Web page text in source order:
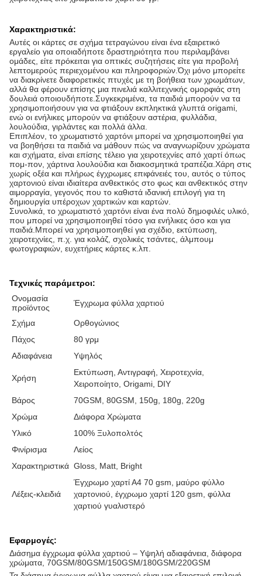
Χαρακτηριστικά:
Αυτές οι κάρτες σε σχήμα τετραγώνου είναι ένα εξαιρετικό
εργαλείο για οποιαδήποτε δραστηριότητα που περιλαμβάνει
ομάδες, είτε πρόκειται για οπτικές συζητήσεις είτε για προβολή
λεπτομερούς περιεχομένου και πληροφοριών.Όχι μόνο μπορείτε
να διακρίνετε διαφορετικές πτυχές με τη βοήθεια των χρωμάτων,
αλλά θα φέρουν επίσης μια πινελιά καλλιτεχνικής ομορφιάς στη
δουλειά οποιουδήποτε.Συγκεκριμένα, τα παιδιά μπορούν να τα
χρησιμοποιήσουν για να φτιάξουν εκπληκτικά γλυπτά origami,
ενώ οι ενήλικες μπορούν να φτιάξουν αστέρια, φυλλάδια,
λουλούδια, γιρλάντες και πολλά άλλα.
Επιπλέον, το χρωματιστό χαρτόνι μπορεί να χρησιμοποιηθεί για
να βοηθήσει τα παιδιά να μάθουν πώς να αναγνωρίζουν χρώματα
και σχήματα, είναι επίσης τέλειο για χειροτεχνίες από χαρτί όπως
πομ-πον, χάρτινα λουλούδια και διακοσμητικά τραπέζια.Χάρη στις
χωρίς οξέα και πλήρως έγχρωμες επιφάνειές του, αυτός ο τύπος
χαρτονιού είναι ιδιαίτερα ανθεκτικός στο φως και ανθεκτικός στην
αιμορραγία, γεγονός που το καθιστά ιδανική επιλογή για τη
δημιουργία υπέροχων χαρτικών και καρτών.
Συνολικά, το χρωματιστό χαρτόνι είναι ένα πολύ δημοφιλές υλικό,
που μπορεί να χρησιμοποιηθεί τόσο για ενήλικες όσο και για
παιδιά.Μπορεί να χρησιμοποιηθεί για σχέδιο, εκτύπωση,
χειροτεχνίες, π.χ. για κολάζ, σχολικές τσάντες, άλμπουμ
φωτογραφιών, ευχετήριες κάρτες κ.λπ.
Τεχνικές παράμετροι:
Ονομασία
προϊόντος
Έγχρωμα φύλλα χαρτιού
Σχήμα
Ορθογώνιος
Πάχος
80 γρμ
Αδιαφάνεια
Υψηλός
Χρήση
Εκτύπωση, Αντιγραφή, Χειροτεχνία,
Χειροποίητο, Origami, DIY
Βάρος
70GSM, 80GSM, 150g, 180g, 220g
Χρώμα
Διάφορα Χρώματα
Υλικό
100% Ξυλοπολτός
Φινίρισμα
Λείος
Χαρακτηριστικά Gloss, Matt, Bright
Λέξεις-κλειδιά
Έγχρωμο χαρτί Α4 70 gsm, μαύρο φύλλο
χαρτονιού, έγχρωμο χαρτί 120 gsm, φύλλα
χαρτιού γυαλιστερό
Εφαρμογές:
Διάσημα έγχρωμα φύλλα χαρτιού – Υψηλή αδιαφάνεια, διάφορα
χρώματα, 70GSM/80GSM/150GSM/180GSM/220GSM